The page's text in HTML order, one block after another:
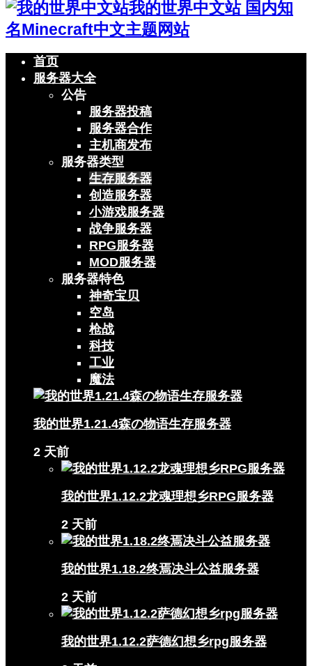
我的世界中文站 国内知
名Minecraft中文主题网站
首页
服务器大全
公告
服务器投稿
服务器合作
主机商发布
服务器类型
生存服务器
创造服务器
小游戏服务器
战争服务器
RPG服务器
MOD服务器
服务器特色
神奇宝贝
空岛
枪战
科技
工业
魔法
我的世界1.21.4森の物语生存服务器
2 天前
我的世界1.12.2龙魂理想乡RPG服务器
2 天前
我的世界1.18.2终焉决斗公益服务器
2 天前
我的世界1.12.2萨德幻想乡rpg服务器